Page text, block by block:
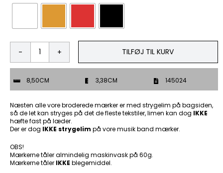
The
longer
better
-
Patch
Mærke
antal
TILFØJ TIL KURV
8,50CM 3,38CM 145024
Næsten alle vore broderede mærker er med strygelim på bagsiden,
så de let kan stryges på det de fleste tekstiler, limen kan dog IKKE
hæfte fast på læder.
Der er dog IKKE strygelim på vore musik band mærker.
OBS!
Mærkerne tåler almindelig maskinvask på 60g.
Mærkerne tåler IKKE blegemiddel.